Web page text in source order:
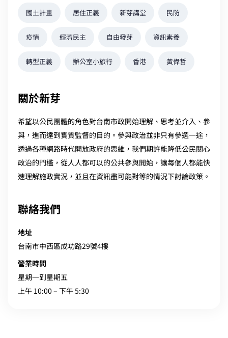
國土計畫 居住正義 新芽講堂 民防
疫情 經濟民主 自由發芽 資訊素養
轉型正義 辦公室小旅行 香港 黃偉哲
關於新芽
希望以公民團體的角色對台南市政開始理解、思考並介入、參
與，進而達到實質監督的目的。參與政治並非只有參選一途，
透過各種網路時代開放政府的思維，我們期許能降低公民關心
政治的門檻，從人人都可以的公共參與開始，讓每個人都能快
速理解施政實況，並且在資訊盡可能對等的情況下討論政策。
聯絡我們
地址
台南市中西區成功路29號4樓
營業時間
星期一到星期五
上午 10:00 – 下午 5:30